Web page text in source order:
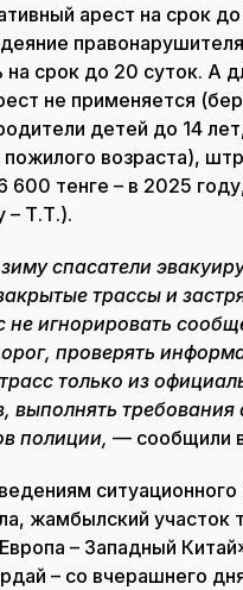
арест на срок до
на срок до 20 суток. А
не применяется
детей до 14
пожилого возраста),
600 тенге – в 2025
– Т.Т.).
спасатели
трассы и
не игнорировать
проверять
только из
выполнять требования
полиции, — сообщили
ситуационного
жамбылский участок
– Западный
– со вчерашнего